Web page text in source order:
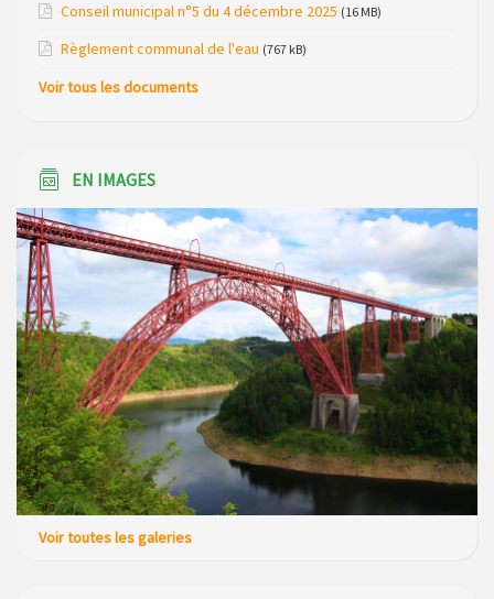
Campagne de collecte des plastiques agricoles le 22 avril
2026
Conseil municipal n°5 du 4 décembre 2025 (16 MB)
Règlement communal de l'eau (767 kB)
Voir tous les documents
EN IMAGES
Voir toutes les galeries